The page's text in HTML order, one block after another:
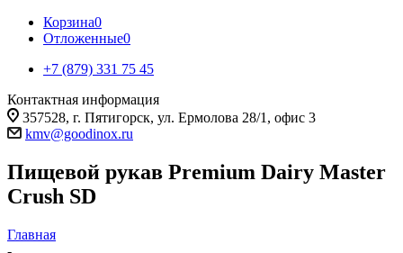
Корзина0
Отложенные0
+7 (879) 331 75 45
Контактная информация
357528, г. Пятигорск, ул. Ермолова 28/1, офис 3
kmv@goodinox.ru
Пищевой рукав Premium Dairy Master
Crush SD
Главная